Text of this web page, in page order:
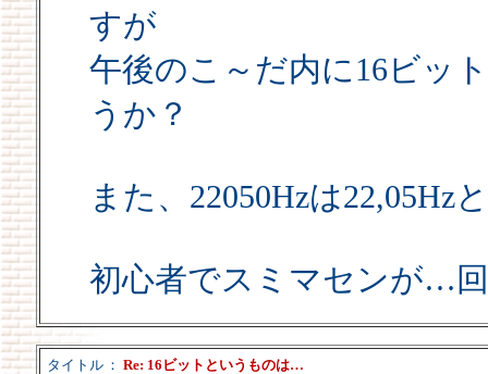
すが
午後のこ～だ内に16ビッ
うか？
また、22050Hzは22,05Hz
初心者でスミマセンが…
タイトル ： Re: 16ビットというものは…